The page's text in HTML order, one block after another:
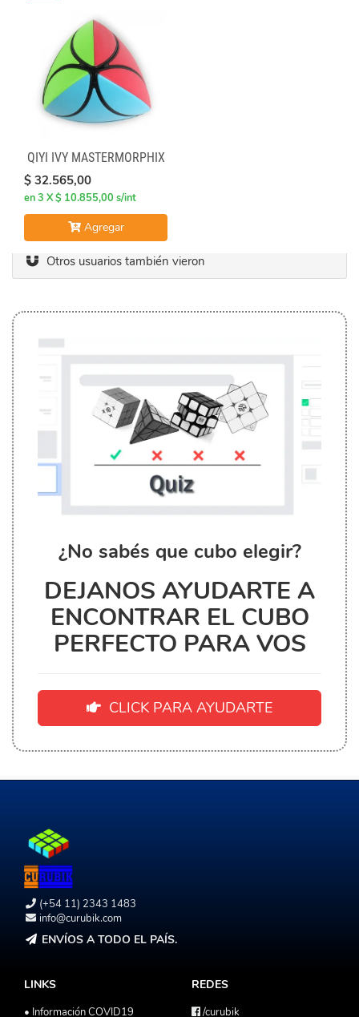
QIYI IVY MASTERMORPHIX
$ 32.565,00
en 3 X $ 10.855,00 s/int
Agregar
Otros usuarios también vieron
¿No sabés que cubo elegir?
DEJANOS AYUDARTE A
ENCONTRAR EL CUBO
PERFECTO PARA VOS
CLICK PARA AYUDARTE
(+54 11) 2343 1483
info@curubik.com
ENVÍOS A TODO EL PAÍS.
LINKS
• Información COVID19
REDES
/curubik